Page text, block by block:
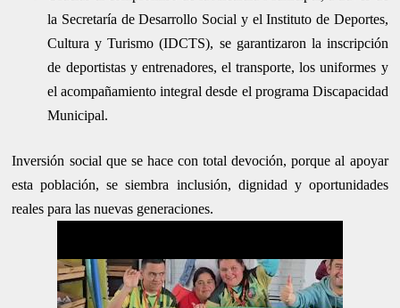
la Secretaría de Desarrollo Social y el Instituto de Deportes,
Cultura y Turismo (IDCTS), se garantizaron la inscripción
de deportistas y entrenadores, el transporte, los uniformes y
el acompañamiento integral desde el programa Discapacidad
Municipal.
Inversión social que se hace con total devoción, porque al apoyar
esta población, se siembra inclusión, dignidad y oportunidades
reales para las nuevas generaciones.